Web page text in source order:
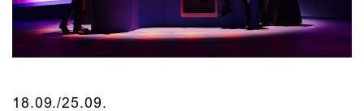
18.09./​25.09.​